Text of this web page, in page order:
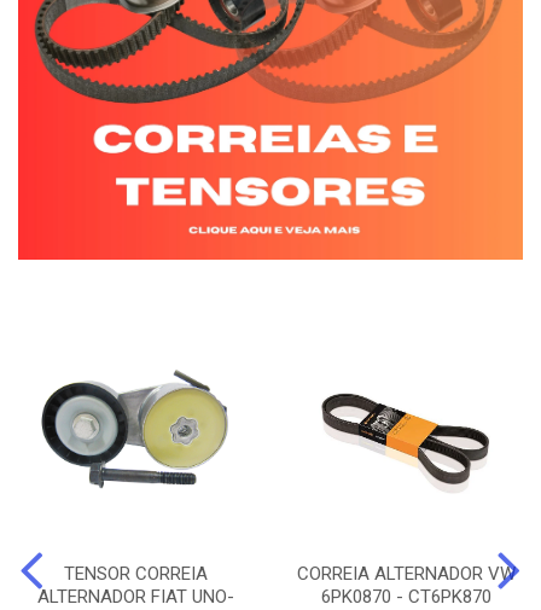
TENSOR CORREIA
ALTERNADOR FIAT UNO-
CORREIA ALTERNADOR VW
6PK0870 - CT6PK870